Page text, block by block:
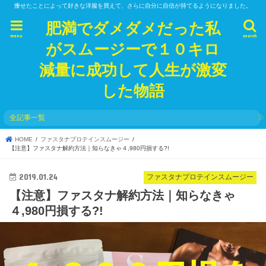
痩せたことによって好きな洋服を買えて、さらに自分に自信が持てるようになりました。
肥満でダメダメだった私
がスムージーで１０キロ
減量に成功して人生が激変
した物語
search
menu
全記事一覧
HOME
ファスタナプロテインスムージー
【注意】ファスタナ解約方法｜知らなきゃ４,980円損する?!
ファスタナプロテインスムージー
2019.01.24
【注意】ファスタナ解約方法｜知らなきゃ
４,980円損する?!